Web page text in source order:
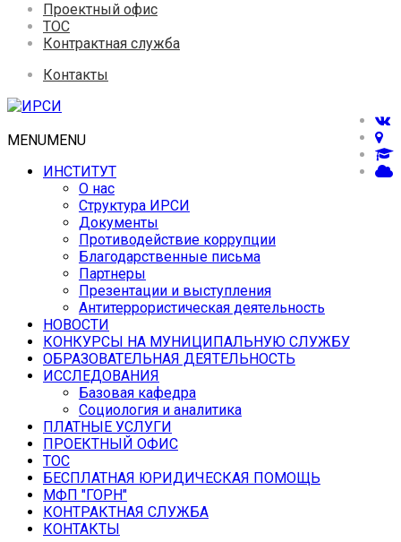
Проектный офис
ТОС
Контрактная служба
Контакты
MENUMENU
ИНСТИТУТ
О нас
Структура ИРСИ
Документы
Противодействие коррупции
Благодарственные письма
Партнеры
Презентации и выступления
Антитеррористическая деятельность
НОВОСТИ
КОНКУРСЫ НА МУНИЦИПАЛЬНУЮ СЛУЖБУ
ОБРАЗОВАТЕЛЬНАЯ ДЕЯТЕЛЬНОСТЬ
ИССЛЕДОВАНИЯ
Базовая кафедра
Социология и аналитика
ПЛАТНЫЕ УСЛУГИ
ПРОЕКТНЫЙ ОФИС
ТОС
БЕСПЛАТНАЯ ЮРИДИЧЕСКАЯ ПОМОЩЬ
МФП "ГОРН"
КОНТРАКТНАЯ СЛУЖБА
КОНТАКТЫ